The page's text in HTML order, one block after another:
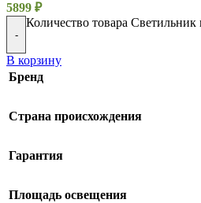
5899 ₽
-
Количество товара
В корзину
Бренд
Страна происхождения
Гарантия
Площадь освещения